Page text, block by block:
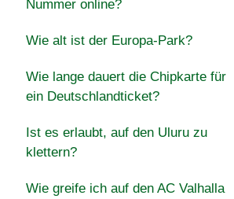
Nummer online?
Wie alt ist der Europa-Park?
Wie lange dauert die Chipkarte für
ein Deutschlandticket?
Ist es erlaubt, auf den Uluru zu
klettern?
Wie greife ich auf den AC Valhalla